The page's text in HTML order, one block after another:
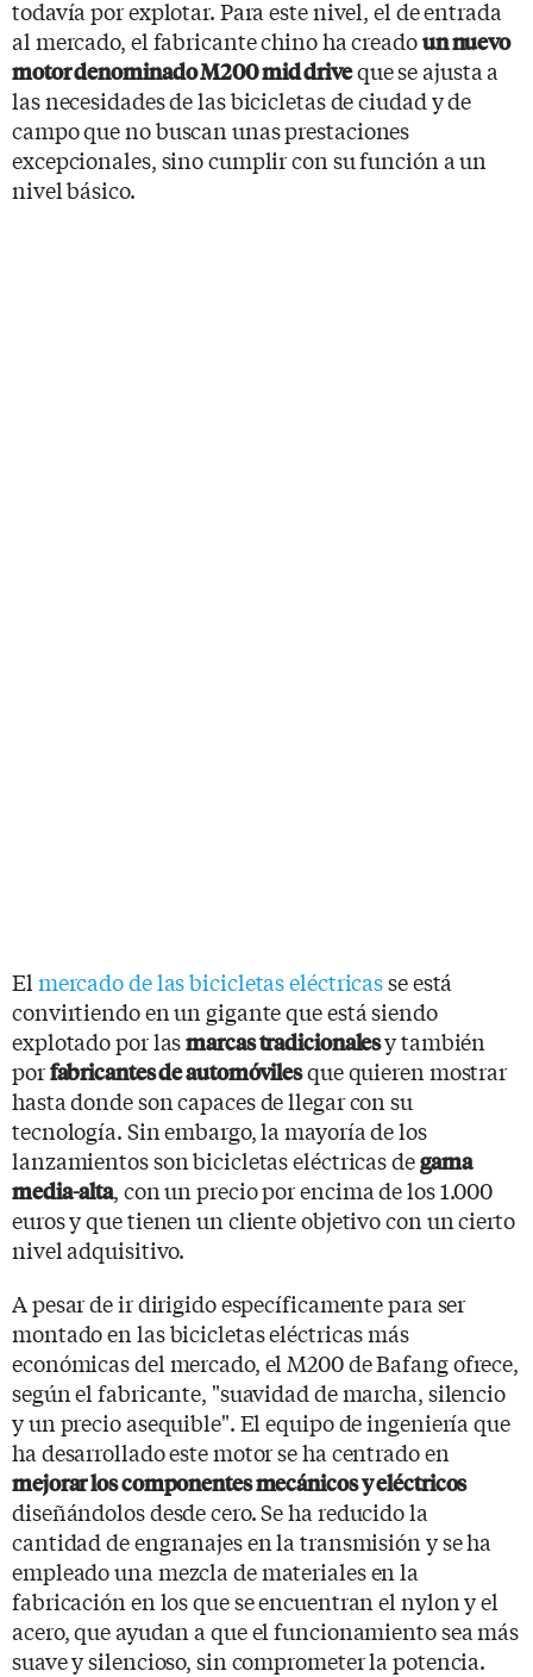
todavía por explotar. Para este nivel, el de entrada
al mercado, el fabricante chino ha creadoun nuevo
motor denominado M200 mid driveque se ajusta a
las necesidades de las bicicletas de ciudad y de
campo que no buscan unas prestaciones
excepcionales, sino cumplir con su función a un
nivel básico.
El mercado de las bicicletas eléctricasse está
convirtiendo en un gigante que está siendo
explotado por lasmarcas tradicionalesy también
porfabricantes de automóvilesque quieren mostrar
hasta donde son capaces de llegar con su
tecnología. Sin embargo, la mayoría de los
lanzamientos son bicicletas eléctricas degama
media-alta, con un precio por encima de los 1.000
euros y que tienen un cliente objetivo con un cierto
nivel adquisitivo.
A pesar de ir dirigido específicamente para ser
montado en las bicicletas eléctricas más
económicas del mercado, el M200 de Bafang ofrece,
según el fabricante, "suavidad de marcha, silencio
y un precio asequible". El equipo de ingeniería que
ha desarrollado este motor se ha centrado en
mejorar los componentes mecánicos y eléctricos
diseñándolos desde cero. Se ha reducido la
cantidad de engranajes en la transmisión y se ha
empleado una mezcla de materiales en la
fabricación en los que se encuentran el nylon y el
acero, que ayudan a que el funcionamiento sea más
suave y silencioso, sin comprometer la potencia.